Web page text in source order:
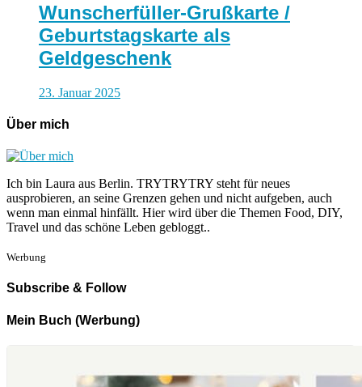
Wunscherfüller-Grußkarte /
Geburtstagskarte als
Geldgeschenk
23. Januar 2025
Über mich
Ich bin Laura aus Berlin. TRYTRYTRY steht für neues
ausprobieren, an seine Grenzen gehen und nicht aufgeben, auch
wenn man einmal hinfällt. Hier wird über die Themen Food, DIY,
Travel und das schöne Leben gebloggt..
Werbung
Subscribe & Follow
Mein Buch (Werbung)